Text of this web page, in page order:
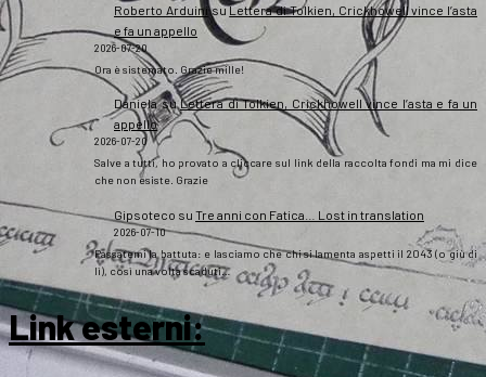
Roberto ArduinisuLettera di Tolkien, Crickhowell vince l’asta
e fa un appello
2026-07-20
Ora è sistemato. Grazie mille!
DanielasuLettera di Tolkien, Crickhowell vince l’asta e fa un
appello
2026-07-20
Salve a tutti, ho provato a cliccare sul link della raccolta fondi ma mi dice
che non esiste. Grazie
Gipsoteco su Tre anni con Fatica… Lost in translation
2026-07-10
Passatemi la battuta: e lasciamo che chi si lamenta aspetti il 2043 (o giù di
lì), così una volta scaduti…
Link esterni: